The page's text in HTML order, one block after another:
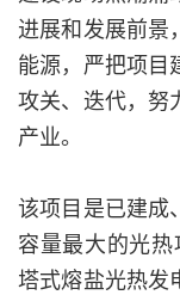
进展和发展前景
能源，严把项目
攻关、迭代，努
产业。
该项目是已建成
容量最大的光
塔式熔盐光热发